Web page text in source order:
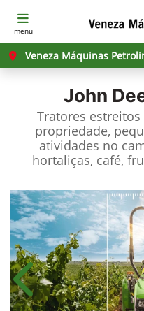
menu
Veneza Máquinas
John
Tratores
propriedade,
atividades no
hortaliças, café,
Anterior